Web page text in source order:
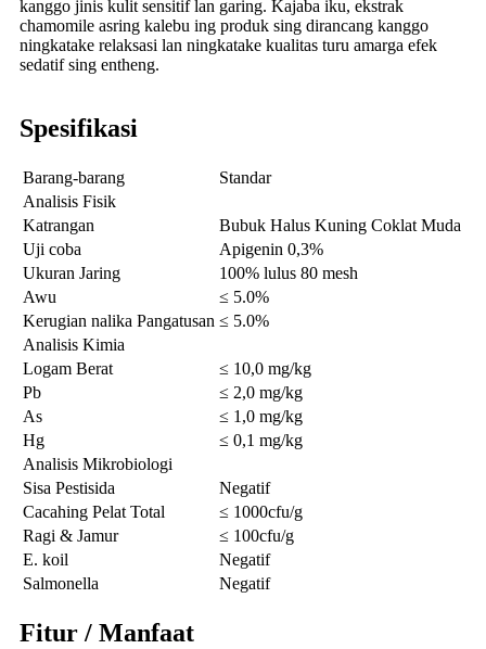
kanggo jinis kulit sensitif lan garing. Kajaba iku, ekstrak
chamomile asring kalebu ing produk sing dirancang kanggo
ningkatake relaksasi lan ningkatake kualitas turu amarga efek
sedatif sing entheng.
Spesifikasi
Barang-barang
Standar
Analisis Fisik
Katrangan
Bubuk Halus Kuning Coklat Muda
Uji coba
Apigenin 0,3%
Ukuran Jaring
100% lulus 80 mesh
Awu
≤ 5.0%
Kerugian nalika Pangatusan ≤ 5.0%
Analisis Kimia
Logam Berat
≤ 10,0 mg/kg
Pb
≤ 2,0 mg/kg
As
≤ 1,0 mg/kg
Hg
≤ 0,1 mg/kg
Analisis Mikrobiologi
Sisa Pestisida
Negatif
Cacahing Pelat Total
≤ 1000cfu/g
Ragi & Jamur
≤ 100cfu/g
E. koil
Negatif
Salmonella
Negatif
Fitur / Manfaat